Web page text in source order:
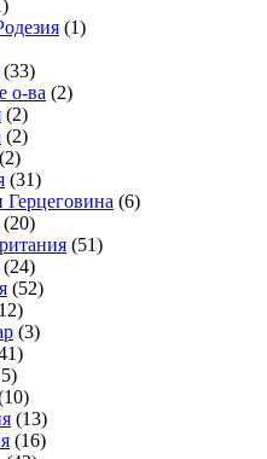
(1)
(33)
о-ва (2)
(2)
(2)
(2)
(31)
Герцеговина (6)
(20)
(51)
(24)
(52)
(3)
(13)
(16)